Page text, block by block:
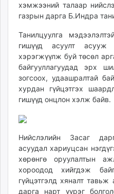
хэмжээний талаар
газрын дарга Б.Индра
Танилцуулга
гишүүд асуулт асууж
хэрэгжүүлж буй төсөл
байгууллагуудад эрх
зогсоох, удаашралтай
хурдан гүйцэтгэх
гишүүд онцлон хэлж байв.
Нийслэлийн Засаг
асуудал хариуцсан
хөрөнгө оруулалтын
хороодод хийгдэж
гүйцэтгэлд хяналт
дарга нарт үүрэг